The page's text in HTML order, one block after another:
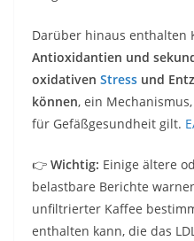
Darüber hinaus enthalten
Antioxidantien und
oxidativen Stress und
können, ein
für Gefäßgesundheit gilt.
👉 Wichtig: Einige ältere
belastbare Berichte
unfiltrierter Kaffee
enthalten kann, die das